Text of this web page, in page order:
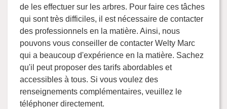
de les effectuer sur les arbres. Pour faire ces tâches
qui sont très difficiles, il est nécessaire de contacter
des professionnels en la matière. Ainsi, nous
pouvons vous conseiller de contacter Welty Marc
qui a beaucoup d'expérience en la matière. Sachez
qu'il peut proposer des tarifs abordables et
accessibles à tous. Si vous voulez des
renseignements complémentaires, veuillez le
téléphoner directement.